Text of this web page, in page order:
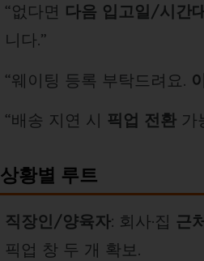
“없다면 다음 입고일/시간대
니다.”
“웨이팅 등록 부탁드려요.
“배송 지연 시 픽업 전환 가
상황별 루트
직장인/양육자: 회사·집 근
픽업 창 두 개 확보.